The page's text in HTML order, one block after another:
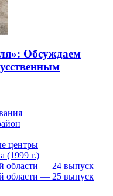
Обсуждаем
центры
(1999 г.)
области — 24 выпуск
области — 25 выпуск